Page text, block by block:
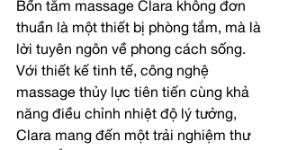
Bồn tắm massage Clara không đơn
thuần là một thiết bị phòng tắm, mà là
lời tuyên ngôn về phong cách sống.
Với thiết kế tinh tế, công nghệ
massage thủy lực tiên tiến cùng khả
năng điều chỉnh nhiệt độ lý tưởng,
Clara mang đến một trải nghiệm thư